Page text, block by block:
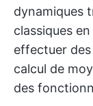
dynamiques
classiques
effectuer
calcul de
des